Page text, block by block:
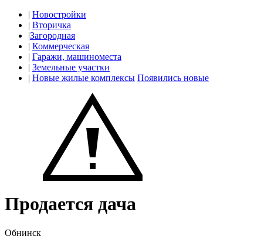
| Новостройки
| Вторичка
|Загородная
| Коммерческая
| Гаражи, машиноместа
| Земельные участки
| Новые жилые комплексы Появились новые
Продается дача
Обнинск